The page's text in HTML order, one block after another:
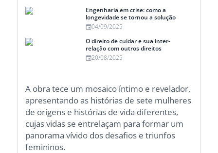
Engenharia em crise: como a
longevidade se tornou a solução
04/09/2025
O direito de cuidar e sua inter-
relação com outros direitos
20/08/2025
A obra tece um mosaico íntimo e revelador,
apresentando as histórias de sete mulheres
de origens e histórias de vida diferentes,
cujas vidas se entrelaçam para formar um
panorama vívido dos desafios e triunfos
femininos.